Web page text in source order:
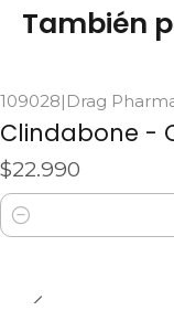
También
109028| Drag
Clindabone -
$22.990
Cantidad